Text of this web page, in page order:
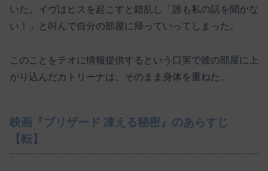
いた。イヴはヒスを起こすと錯乱し「誰も私の話を聞かな
い！」と叫んで自分の部屋に帰っていってしまった。
このことをテオに情報提供するという口実で彼の部屋に上
がり込んだカトリーナは、そのまま身体を重ねた。
映画『ブリザード 凍える秘密』のあらすじ
【転】